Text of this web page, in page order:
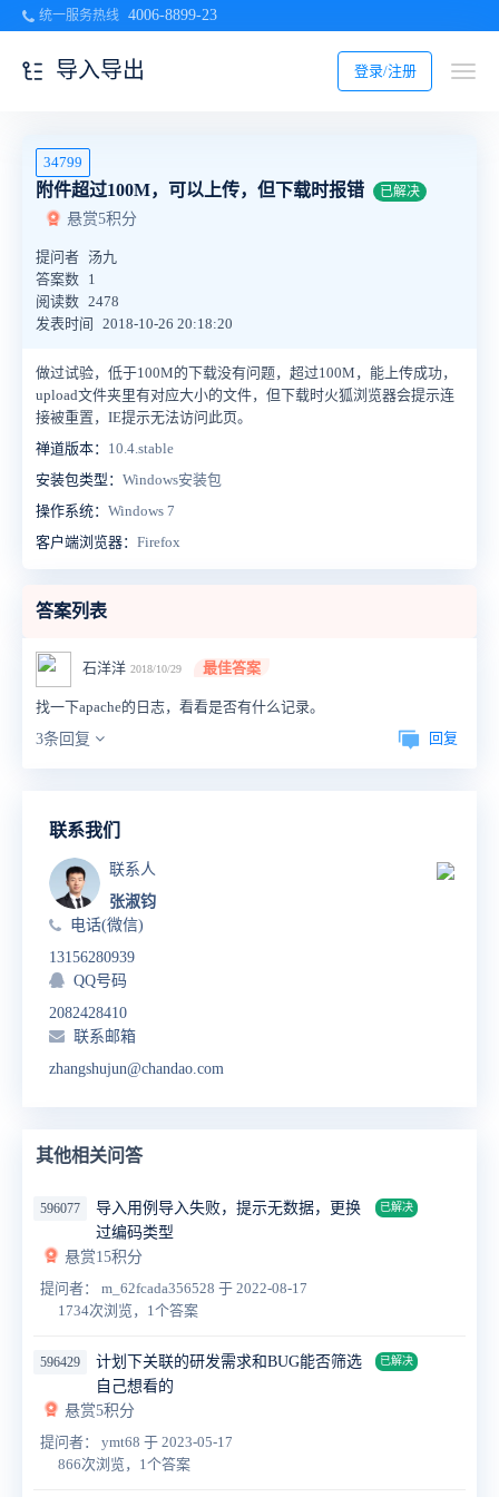
统一服务热线 4006-8899-23
登录/注册
导入导出
34799
附件超过100M，可以上传，但下载时报错 已解决
悬赏5积分
提问者 汤九
答案数 1
阅读数 2478
发表时间
2018-10-26 20:18:20
做过试验，低于100M的下载没有问题，超过100M，能上传成功，
upload文件夹里有对应大小的文件，但下载时火狐浏览器会提示连
接被重置，IE提示无法访问此页。
禅道版本： 10.4.stable
安装包类型： Windows安装包
操作系统： Windows 7
客户端浏览器： Firefox
答案列表
石洋洋 2018/10/29 最佳答案
找一下apache的日志，看看是否有什么记录。
3条回复
回复
联系我们
联系人
张淑钧
电话(微信)
13156280939
QQ号码
2082428410
联系邮箱
zhangshujun@chandao.com
其他相关问答
596077
导入用例导入失败，提示无数据，更换
过编码类型
已解决
悬赏15积分
提问者： m_62fcada356528 于 2022-08-17
1734次浏览，1个答案
596429
计划下关联的研发需求和BUG能否筛选
自己想看的
已解决
悬赏5积分
提问者： ymt68 于 2023-05-17
866次浏览，1个答案